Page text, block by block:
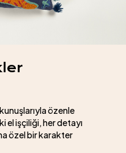
özenle
el işçiliği, her detayı
özel bir karakter